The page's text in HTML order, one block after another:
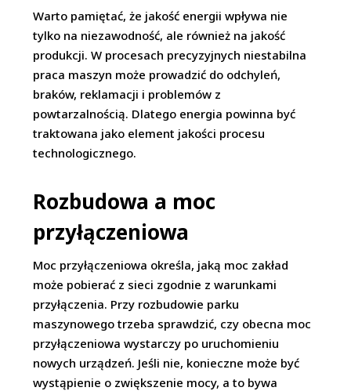
Warto pamiętać, że jakość energii wpływa nie
tylko na niezawodność, ale również na jakość
produkcji. W procesach precyzyjnych niestabilna
praca maszyn może prowadzić do odchyleń,
braków, reklamacji i problemów z
powtarzalnością. Dlatego energia powinna być
traktowana jako element jakości procesu
technologicznego.
Rozbudowa a moc
przyłączeniowa
Moc przyłączeniowa określa, jaką moc zakład
może pobierać z sieci zgodnie z warunkami
przyłączenia. Przy rozbudowie parku
maszynowego trzeba sprawdzić, czy obecna moc
przyłączeniowa wystarczy po uruchomieniu
nowych urządzeń. Jeśli nie, konieczne może być
wystąpienie o zwiększenie mocy, a to bywa